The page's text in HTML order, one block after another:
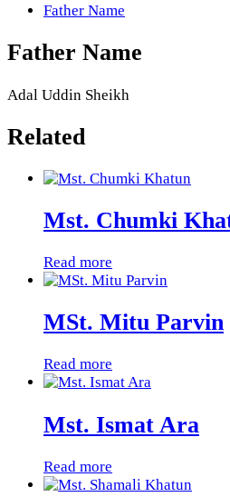
Father Name
Father Name
Adal Uddin Sheikh
Related
Mst. Chumki
Read more
MSt. Mitu Parvin
Read more
Mst. Ismat Ara
Read more